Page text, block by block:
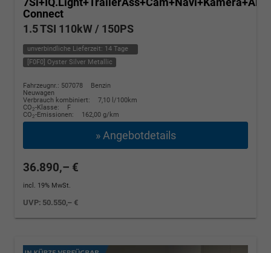
Connect
1.5 TSI 110kW / 150PS
unverbindliche Lieferzeit: 14 Tage
[F0F0] Oyster Silver Metallic
Fahrzeugnr.: 507078
Benzin
Neuwagen
Verbrauch kombiniert:
7,10 l/100km
CO2-Klasse:
F
CO2-Emissionen: 162,00 g/km
» Angebotdetails
36.890,– €
incl. 19% MwSt.
UVP: 50.550,– €